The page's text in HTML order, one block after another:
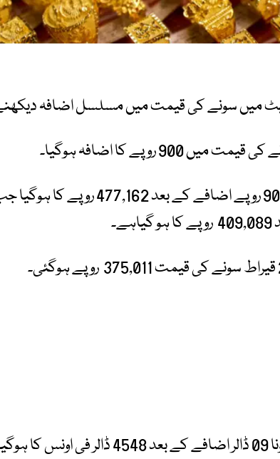
میں سونے کی قیمت میں مسلسل اضافہ
روپے کا اضافہ ہوگیا۔